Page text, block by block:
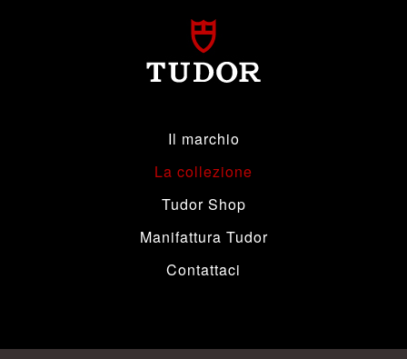
Il marchio
La collezione
Tudor Shop
Manifattura Tudor
Contattaci